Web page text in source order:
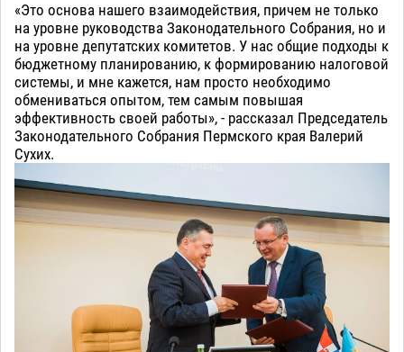
«Это основа нашего взаимодействия, причем не только
на уровне руководства Законодательного Собрания, но и
на уровне депутатских комитетов. У нас общие подходы к
бюджетному планированию, к формированию налоговой
системы, и мне кажется, нам просто необходимо
обмениваться опытом, тем самым повышая
эффективность своей работы», - рассказал Председатель
Законодательного Собрания Пермского края Валерий
Сухих.